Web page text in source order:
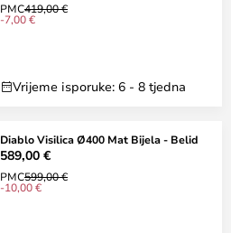
PMC419,00 €
-7,00 €
Vrijeme isporuke: 6 - 8 tjedna
Diablo Visilica Ø400 Mat Bijela - Belid
589,00 €
PMC599,00 €
-10,00 €